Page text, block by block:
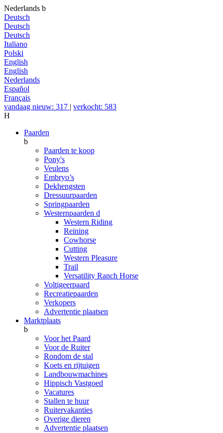
Nederlands b
Deutsch
Deutsch
Deutsch
Italiano
Polski
English
English
Nederlands
Español
Français
vandaag nieuw: 317 | verkocht: 583
H
Paarden
b
Paarden te koop
Pony's
Veulens
Embryo’s
Dekhengsten
Dressuurpaarden
Springpaarden
Westernpaarden d
Western Riding
Reining
Cowhorse
Cutting
Western Pleasure
Trail
Versatility Ranch Horse
Voltigeerpaard
Recreatiepaarden
Verkopers
Advertentie plaatsen
Marktplaats
b
Voor het Paard
Voor de Ruiter
Rondom de stal
Koets en rijtuigen
Landbouwmachines
Hippisch Vastgoed
Vacatures
Stallen te huur
Ruitervakanties
Overige dieren
Advertentie plaatsen